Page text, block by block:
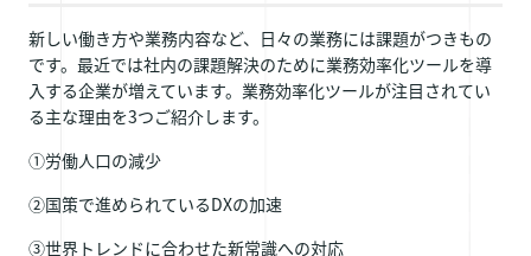
新しい働き方や業務内容など、日々の業務には課題がつきもの
です。最近では社内の課題解決のために業務効率化ツールを導
入する企業が増えています。業務効率化ツールが注目されてい
る主な理由を3つご紹介します。
①労働人口の減少
②国策で進められているDXの加速
③世界トレンドに合わせた新常識への対応